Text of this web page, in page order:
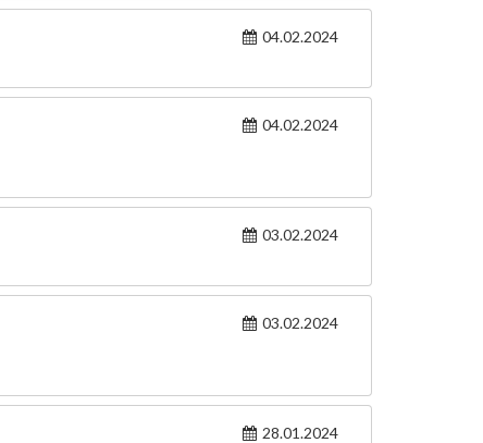
04.02.2024
04.02.2024
03.02.2024
03.02.2024
28.01.2024